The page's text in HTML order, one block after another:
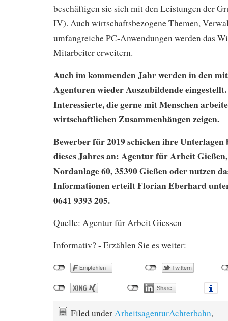
beschäftigen sie sich mit den Leistungen der
IV). Auch wirtschaftsbezogene Themen,
umfangreiche PC-Anwendungen werden das
Mitarbeiter erweitern.
Auch im kommenden Jahr werden in den
Agenturen wieder Auszubildende
Interessierte, die gerne mit Menschen
wirtschaftlichen Zusammenhängen zeigen.
Bewerber für 2019 schicken ihre Unterlagen
dieses Jahres an: Agentur für Arbeit
Nordanlage 60, 35390 Gießen oder nutzen
Informationen erteilt Florian Eberhard
0641 9393 205.
Quelle: Agentur für Arbeit Giessen
Informativ? - Erzählen Sie es weiter:
Filed underArbeitsagenturAchterbahn,